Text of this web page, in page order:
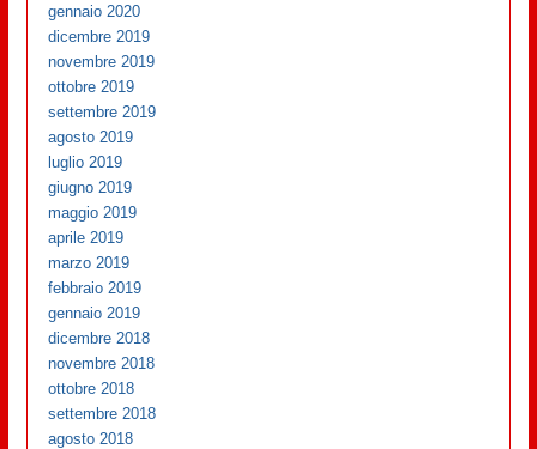
gennaio 2020
dicembre 2019
novembre 2019
ottobre 2019
settembre 2019
agosto 2019
luglio 2019
giugno 2019
maggio 2019
aprile 2019
marzo 2019
febbraio 2019
gennaio 2019
dicembre 2018
novembre 2018
ottobre 2018
settembre 2018
agosto 2018